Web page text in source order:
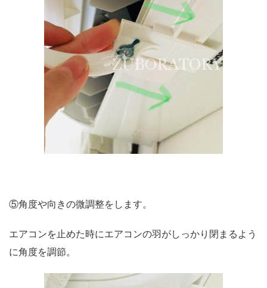
⑤角度や向きの微調整をします。
エアコンを止めた時にエアコンの羽がしっかり閉まるよう
に角度を調節。